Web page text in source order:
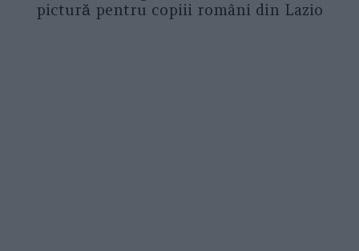
pictură pentru copiii români din Lazio